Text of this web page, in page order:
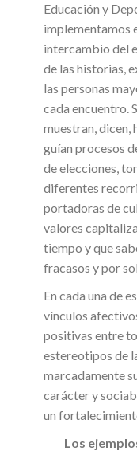
Educación y
implementamos
intercambio del
de las historias,
las personas
cada encuentro.
muestran, dicen,
guían procesos
de elecciones,
diferentes
portadoras de
valores
tiempo y que
fracasos y por
En cada una de
vínculos
positivas entre
estereotipos de
marcadamente
carácter y
un
Los